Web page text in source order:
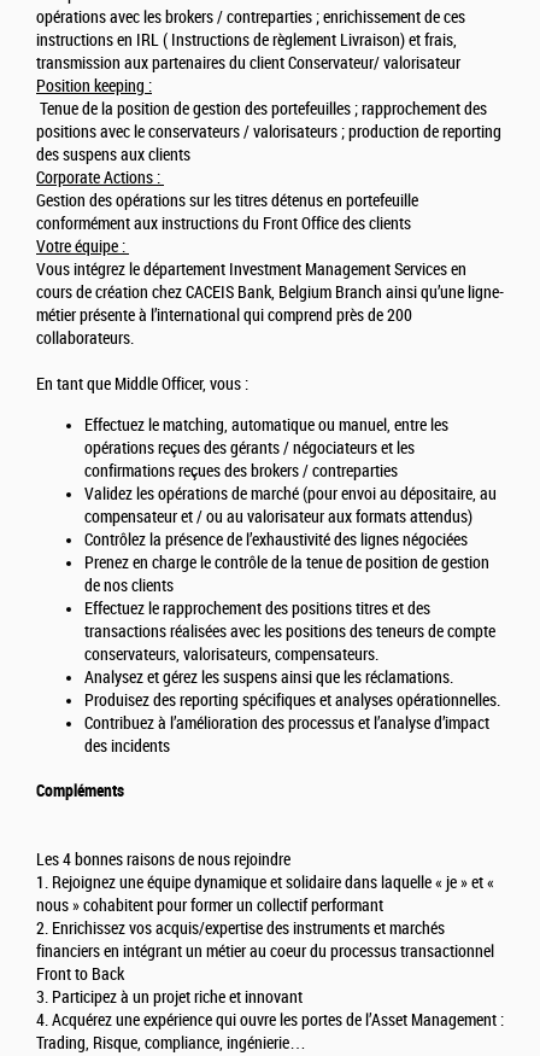
opérations avec les brokers / contreparties ; enrichissement de ces
instructions en IRL ( Instructions de règlement Livraison) et frais,
transmission aux partenaires du client Conservateur/ valorisateur
Position keeping :
Tenue de la position de gestion des portefeuilles ; rapprochement des
positions avec le conservateurs / valorisateurs ; production de reporting
des suspens aux clients
Corporate Actions :
Gestion des opérations sur les titres détenus en portefeuille
conformément aux instructions du Front Office des clients
Votre équipe :
Vous intégrez le département Investment Management Services en
cours de création chez CACEIS Bank, Belgium Branch ainsi qu’une ligne-
métier présente à l’international qui comprend près de 200
collaborateurs.
En tant que Middle Officer, vous :
Effectuez le matching, automatique ou manuel, entre les
opérations reçues des gérants / négociateurs et les
confirmations reçues des brokers / contreparties
Validez les opérations de marché (pour envoi au dépositaire, au
compensateur et / ou au valorisateur aux formats attendus)
Contrôlez la présence de l’exhaustivité des lignes négociées
Prenez en charge le contrôle de la tenue de position de gestion
de nos clients
Effectuez le rapprochement des positions titres et des
transactions réalisées avec les positions des teneurs de compte
conservateurs, valorisateurs, compensateurs.
Analysez et gérez les suspens ainsi que les réclamations.
Produisez des reporting spécifiques et analyses opérationnelles.
Contribuez à l’amélioration des processus et l’analyse d’impact
des incidents
Compléments
Les 4 bonnes raisons de nous rejoindre
1. Rejoignez une équipe dynamique et solidaire dans laquelle « je » et «
nous » cohabitent pour former un collectif performant
2. Enrichissez vos acquis/expertise des instruments et marchés
financiers en intégrant un métier au coeur du processus transactionnel
Front to Back
3. Participez à un projet riche et innovant
4. Acquérez une expérience qui ouvre les portes de l’Asset Management :
Trading, Risque, compliance, ingénierie…